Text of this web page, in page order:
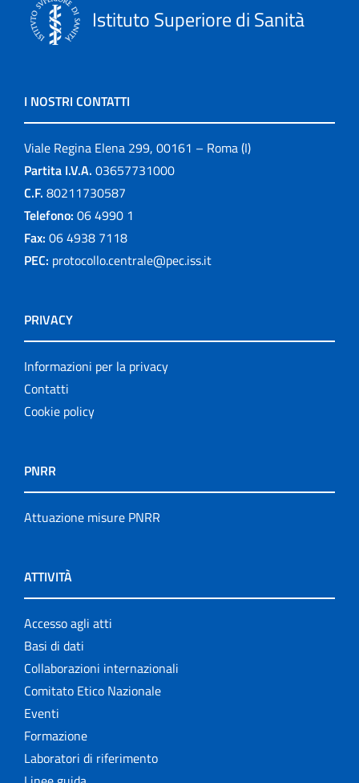
Istituto Superiore di Sanità
I NOSTRI CONTATTI
Viale Regina Elena 299, 00161 – Roma (I)
Partita I.V.A. 03657731000
C.F. 80211730587
Telefono: 06 4990 1
Fax: 06 4938 7118
PEC: protocollo.centrale@pec.iss.it
PRIVACY
Informazioni per la privacy
Contatti
Cookie policy
PNRR
Attuazione misure PNRR
ATTIVITÀ
Accesso agli atti
Basi di dati
Collaborazioni internazionali
Comitato Etico Nazionale
Eventi
Formazione
Laboratori di riferimento